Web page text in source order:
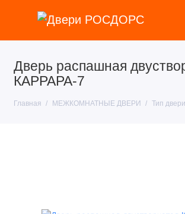
Дверь распашная
КАРРАРА-7
Главная МЕЖКОМНАТНЫЕ ДВЕРИ Тип двери